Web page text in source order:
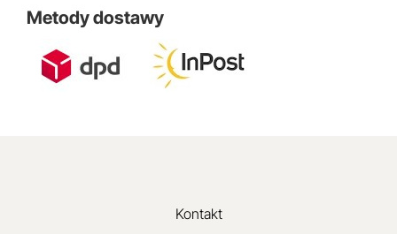
Metody dostawy
Kontakt